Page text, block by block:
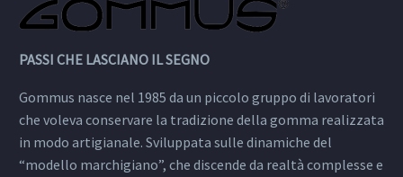
PASSI CHE LASCIANO IL SEGNO
Gommus nasce nel 1985 da un piccolo gruppo di lavoratori
che voleva conservare la tradizione della gomma realizzata
in modo artigianale. Sviluppata sulle dinamiche del
“modello marchigiano”, che discende da realtà complesse e